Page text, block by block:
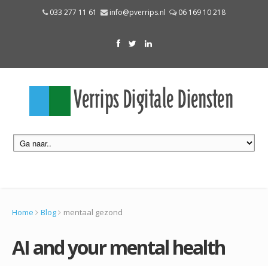
033 277 11 61 info@pverrips.nl 06 169 10 218
Home Blog mentaal gezond
AI and your mental health